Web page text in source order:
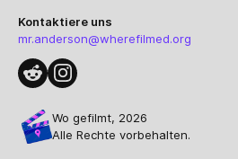
Kontaktiere uns
mr.anderson@wherefilmed.org
Wo gefilmt, 2026
Alle Rechte vorbehalten.